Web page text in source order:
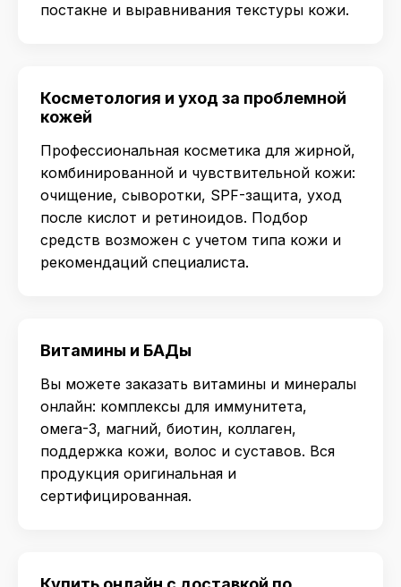
постакне и выравнивания текстуры кожи.
Косметология и уход за проблемной
кожей
Профессиональная косметика для жирной,
комбинированной и чувствительной кожи:
очищение, сыворотки, SPF-защита, уход
после кислот и ретиноидов. Подбор
средств возможен с учетом типа кожи и
рекомендаций специалиста.
Витамины и БАДы
Вы можете заказать витамины и минералы
онлайн: комплексы для иммунитета,
омега-3, магний, биотин, коллаген,
поддержка кожи, волос и суставов. Вся
продукция оригинальная и
сертифицированная.